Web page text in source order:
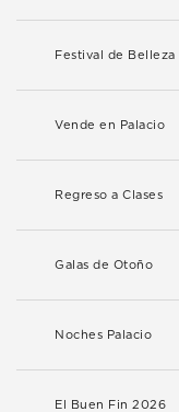
Festival de Belleza
Vende en Palacio
Regreso a Clases
Galas de Otoño
Noches Palacio
El Buen Fin 2026